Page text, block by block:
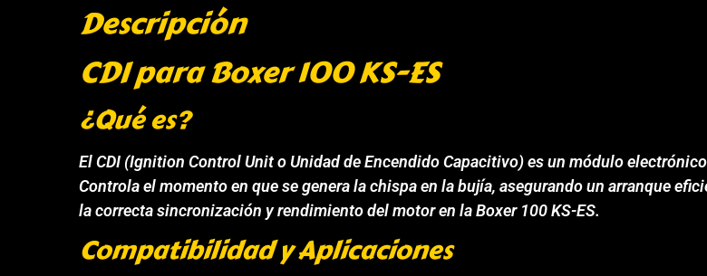
Descripción
CDI para Boxer 100 KS-ES
¿Qué es?
El CDI (Ignition Control Unit o Unidad de Encendido Capacitivo) es un módulo
Controla el momento en que se genera la chispa en la bujía, asegurando un arranque
la correcta sincronización y rendimiento del motor en la Boxer 100 KS-ES.
Compatibilidad y Aplicaciones